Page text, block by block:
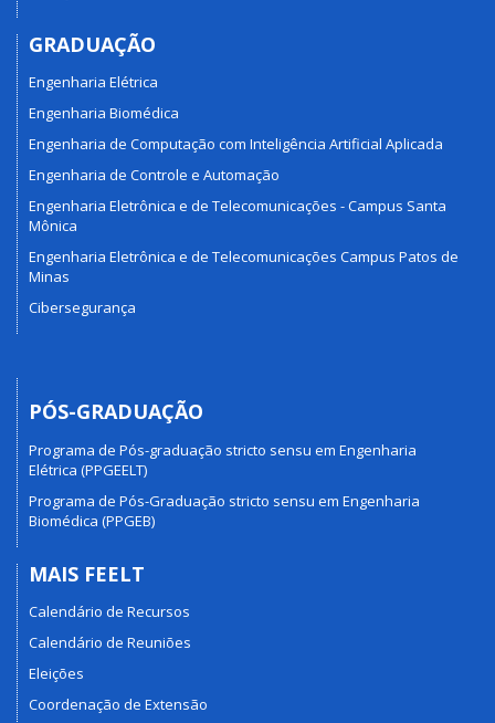
GRADUAÇÃO
Engenharia Elétrica
Engenharia Biomédica
Engenharia de Computação com Inteligência Artificial Aplicada
Engenharia de Controle e Automação
Engenharia Eletrônica e de Telecomunicações - Campus Santa
Mônica
Engenharia Eletrônica e de Telecomunicações Campus Patos de
Minas
Cibersegurança
PÓS-GRADUAÇÃO
Programa de Pós-graduação stricto sensu em Engenharia
Elétrica (PPGEELT)
Programa de Pós-Graduação stricto sensu em Engenharia
Biomédica (PPGEB)
MAIS FEELT
Calendário de Recursos
Calendário de Reuniões
Eleições
Coordenação de Extensão